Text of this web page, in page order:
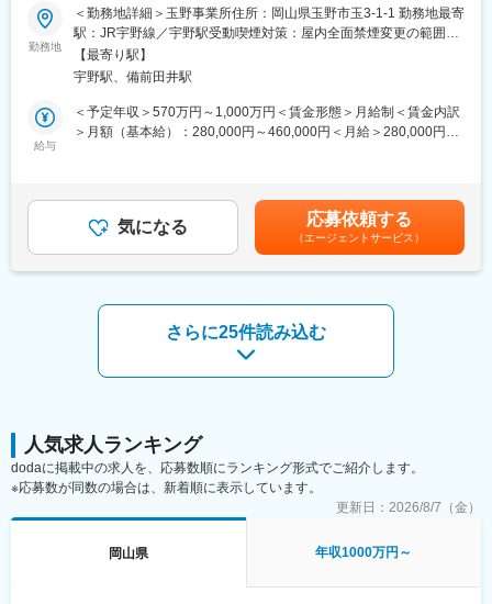
があり、英語教育や階層別研修など、教育体制は非常に充実して
います。
■配属先の特徴：
・工場が近く、実際のエンジンの試運転にも立ち会うことができ
ます。
・海外の方と話す機会も多く、グローバルな活躍が出来ます。
おり、それぞれ約25名のグループです。
・本ポジションのグループは女性も多く活躍しています。
・業績好調！安定の三井E＆Sグループ・福利厚生充実
・岡山での長期就業が可能。寮社宅もアリ
・当社の舶用エンジンは国内シェアトップであり島国日本の海運
を支える大黒柱として社会に貢献できます。
■担当業務：
品質保証部にて、積み込み前の舶用大型エンジンの試運転業務を
行います。国内、世界ともにトップクラスのシェアを誇る舶用エ
ンジンは同社の主力製品であり、このエンジンを搭載した船舶は
世界中を航海しています
船のエンジンのため、製品の大きさは長さ20m、高さ10数mのも
のになります。様々な部品で組みあがっているそれらが、問題な
＊点検内容：振動に問題がないか、異常音がないか、エンジンの
出力（スピード数、回転数）は正常か 等
＊必要な要素：機械・電気の両面が身につきます
陸上運転と同等の機能が得られているかを確かめます。1台のエン
ジンに対してチームで業務に取り組みます。なお、測定はモニタ
リングルームで計測機械をモニターしながらデータに異常がない
かを観測します。その後、検査結果を報告書として作成し、設
計・分析・生産管理部門へフィードバックします。顧客とコミュ
工程を担当いただきます
■教育体制：
品質保証部は約140名で、試験グループは約70名で構成されてい
ます。新卒入社も多く受け入れており、しっかりとした教育体制
・まずは2週間程度の座学研修でエンジンについて学んで頂きま
勤務地
＜勤務地詳細＞玉野事業所住所：岡山県玉野市玉3-1-1 勤務地最寄
駅：JR宇野線／宇野駅受動喫煙対策：屋内全面禁煙変更の範囲：
会社の定める事業所（リモートワーク含む）
【最寄り駅】
宇野駅、備前田井駅
給与
＜予定年収＞570万円～1,000万円＜賃金形態＞月給制＜賃金内訳
＞月額（基本給）：280,000円～460,000円＜月給＞280,000円～
更になる場合もございます。■新卒入社モデル年収(大卒)：27歳
(入社5年目) 650万円 / 32歳(入社10年目) 870万円賃金はあくま
でも目安の金額であり、選考を通じて上下する可能性がありま
す。月給(月額)は固定手当を含めた表記です。
気になる 応募依頼する
（エージェントサービス）
さらに25件読み込む
人気求人ランキング
dodaに掲載中の求人を、応募数順にランキング形式でご紹介します。
※応募数が同数の場合は、新着順に表示しています。
更新日： 2026/8/7（金）
岡山県 年収1000万円～